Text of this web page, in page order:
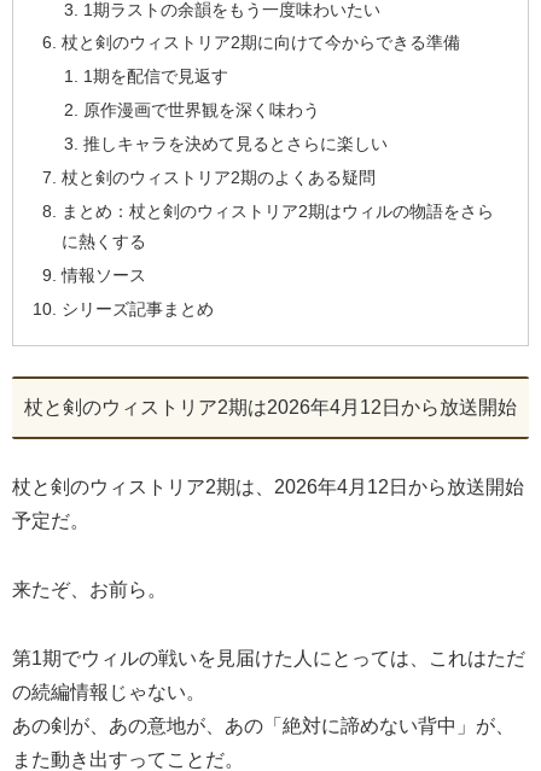
1期ラストの余韻をもう一度味わいたい
杖と剣のウィストリア2期に向けて今からできる準備
1期を配信で見返す
原作漫画で世界観を深く味わう
推しキャラを決めて見るとさらに楽しい
杖と剣のウィストリア2期のよくある疑問
まとめ：杖と剣のウィストリア2期はウィルの物語をさら
に熱くする
情報ソース
シリーズ記事まとめ
杖と剣のウィストリア2期は2026年4月12日から放送開始
杖と剣のウィストリア2期は、2026年4月12日から放送開始
予定だ。
来たぞ、お前ら。
第1期でウィルの戦いを見届けた人にとっては、これはただ
の続編情報じゃない。
あの剣が、あの意地が、あの「絶対に諦めない背中」が、
また動き出すってことだ。